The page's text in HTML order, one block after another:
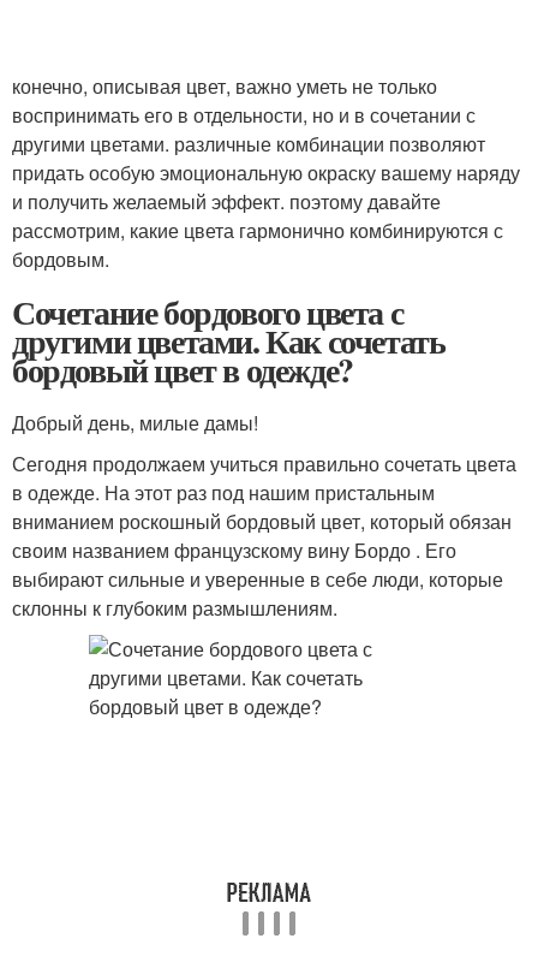
конечно, описывая цвет, важно уметь не только
воспринимать его в отдельности, но и в сочетании с
другими цветами. различные комбинации позволяют
придать особую эмоциональную окраску вашему наряду
и получить желаемый эффект. поэтому давайте
рассмотрим, какие цвета гармонично комбинируются с
бордовым.
Сочетание бордового цвета с
другими цветами. Как сочетать
бордовый цвет в одежде?
Добрый день, милые дамы!
Сегодня продолжаем учиться правильно сочетать цвета
в одежде. На этот раз под нашим пристальным
вниманием роскошный бордовый цвет, который обязан
своим названием французскому вину Бордо . Его
выбирают сильные и уверенные в себе люди, которые
склонны к глубоким размышлениям.